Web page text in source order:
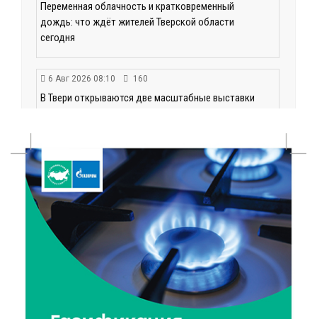
Переменная облачность и кратковременный
дождь: что ждёт жителей Тверской области
сегодня
6 Авг 2026 08:10 160
В Твери открываются две масштабные выставки
5 Авг 2026 23:02 340
В парке Твери прошла познавательная акция от
Госавтоинспекции
5 Авг 2026 22:02 344
Названы самые грамотные профессии по итогам
«Тотального диктанта»